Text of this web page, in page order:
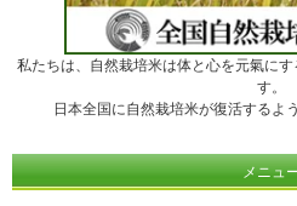
私たちは、自然栽培米は体と心を元氣に
す。
日本全国に自然栽培米が復活するよ
メニュ